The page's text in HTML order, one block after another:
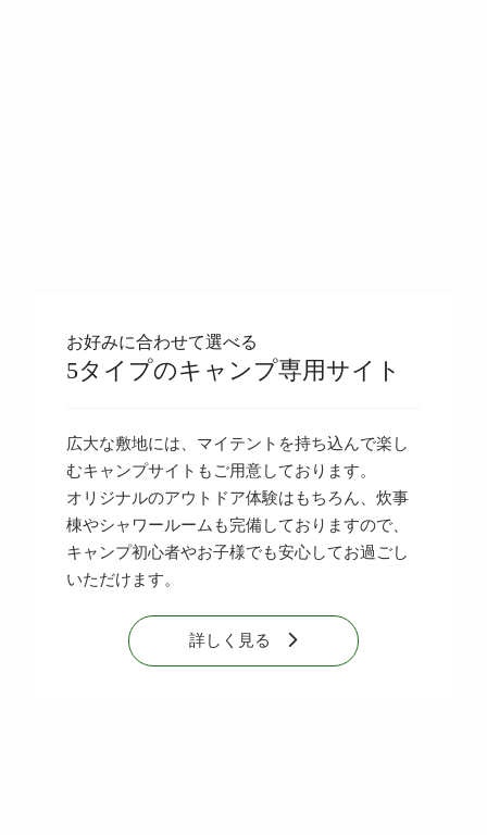
お好みに合わせて選べる
5タイプのキャンプ専用サイト
広大な敷地には、マイテントを持ち込んで楽し
むキャンプサイトもご用意しております。
オリジナルのアウトドア体験はもちろん、炊事
棟やシャワールームも完備しておりますので、
キャンプ初心者やお子様でも安心してお過ごし
いただけます。
詳しく見る